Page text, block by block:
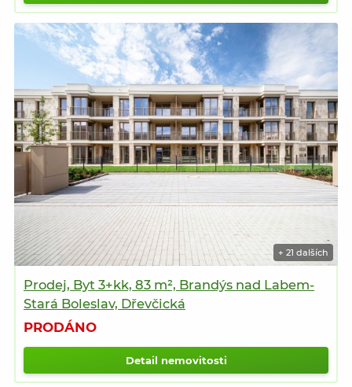
+ 21 dalších
Prodej, Byt 3+kk, 83 m², Brandýs nad Labem-
Stará Boleslav, Dřevčická
PRODÁNO
Detail nemovitosti